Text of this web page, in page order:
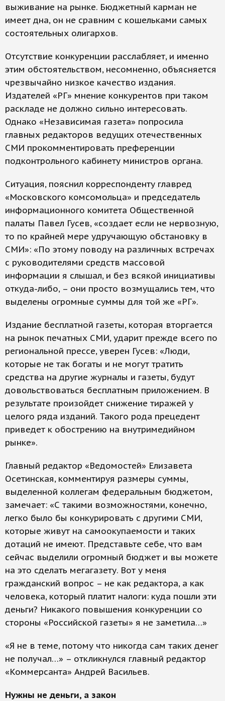
выживание на рынке. Бюджетный карман не
имеет дна, он не сравним с кошельками самых
состоятельных олигархов.
Отсутствие конкуренции расслабляет, и именно
этим обстоятельством, несомненно, объясняется
чрезвычайно низкое качество издания.
Издателей «РГ» мнение конкурентов при таком
раскладе не должно сильно интересовать.
Однако «Независимая газета» попросила
главных редакторов ведущих отечественных
СМИ прокомментировать преференции
подконтрольного кабинету министров органа.
Ситуация, пояснил корреспонденту главред
«Московского комсомольца» и председатель
информационного комитета Общественной
палаты Павел Гусев, «создает если не нервозную,
то по крайней мере удручающую обстановку в
СМИ»: «По этому поводу на различных встречах
с руководителями средств массовой
информации я слышал, и без всякой инициативы
откуда-либо, – они просто возмущались тем, что
выделены огромные суммы для той же «РГ».
Издание бесплатной газеты, которая вторгается
на рынок печатных СМИ, ударит прежде всего по
региональной прессе, уверен Гусев: «Люди,
которые не так богаты и не могут тратить
средства на другие журналы и газеты, будут
довольствоваться бесплатным приложением. В
результате произойдет снижение тиражей у
целого ряда изданий. Такого рода прецедент
приведет к обострению на внутримедийном
рынке».
Главный редактор «Ведомостей» Елизавета
Осетинская, комментируя размеры суммы,
выделенной коллегам федеральным бюджетом,
замечает: «С такими возможностями, конечно,
легко было бы конкурировать с другими СМИ,
которые живут на самоокупаемости и таких
дотаций не имеют. Представьте себе, что вам
сейчас выделили огромный бюджет и вы можете
на это сделать мегагазету. Вот у меня
гражданский вопрос – не как редактора, а как
человека, который платит налоги: куда пошли эти
деньги? Никакого повышения конкуренции со
стороны «Российской газеты» я не заметила…»
«Я не в теме, потому что никогда сам таких денег
не получал…» – откликнулся главный редактор
«Коммерсанта» Андрей Васильев.
Нужны не деньги, а закон